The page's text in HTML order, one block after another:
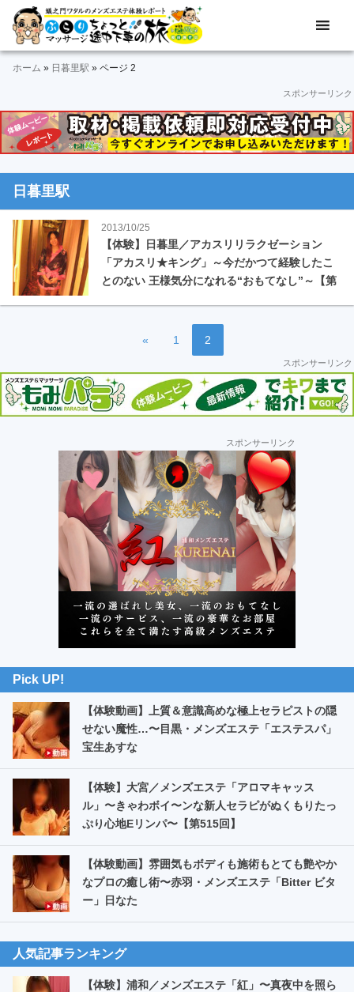
Skip
primary
navigation
Skip
main
Skip
primary
Skip
secondary
Skip
footer
ぶ
ら
マ
ッ
サ
ー
ジ
途
の
旅
メ
ン
エ
体
験
レ
＆
動
画
ホーム » 日暮里駅 » ページ 2
スポンサーリンク
日暮里駅
2013/10/25
【体験】日暮里／アカスリリラクゼーション
「アカスリ★キング」～今だかつて経験したこ
とのない 王様気分になれる“おもてなし”～【第
«
ペ
ジ
1
ペ
ー
ジ
2
スポンサーリンク
スポンサーリンク
Pick UP!
【体験動画】上質＆意識高めな極上セラピストの隠
せない魔性…〜目黒・メンズエステ「エステスパ」
宝生あすな
【体験】大宮／メンズエステ「アロマキャッス
ル」〜きゃわボイ〜ンな新人セラピがぬくもりたっ
ぷり心地Eリンパ〜【第515回】
【体験動画】雰囲気もボディも施術もとても艶やか
なプロの癒し術〜赤羽・メンズエステ「Bitter ビタ
ー」日なた
人気記事ランキング
【体験】浦和／メンズエステ「紅」〜真夜中を照ら